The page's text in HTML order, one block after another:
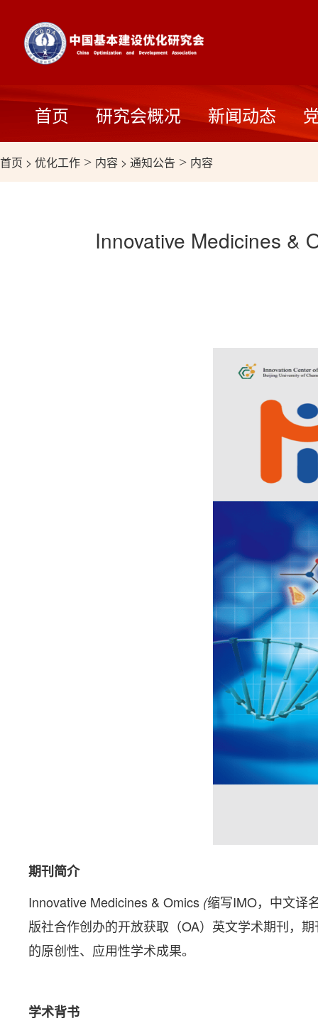
首页 研究会概况 新闻动态
首页 > 优化工作 > 内容 > 通知公告 > 内容
Innovative Medicines &
期刊简介
Innovative Medicines & Omics (缩写IMO，中文译
版社合作创办的开放获取（OA）英文学术期刊，
的原创性、应用性学术成果。
学术背书